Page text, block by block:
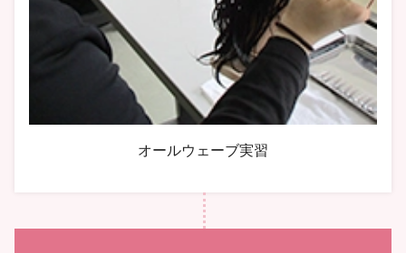
オールウェーブ実習